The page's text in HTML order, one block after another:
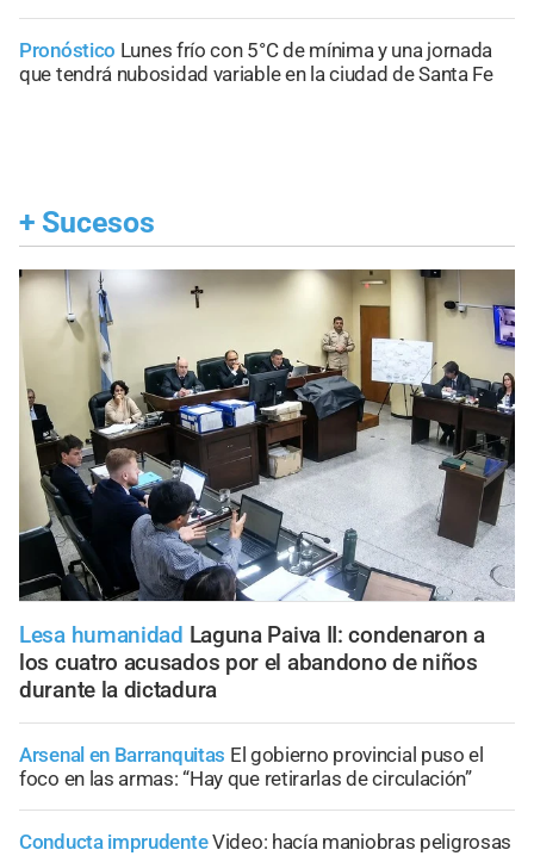
Pronóstico Lunes frío con 5°C de mínima y una jornada
que tendrá nubosidad variable en la ciudad de Santa Fe
+ Sucesos
Lesa humanidad Laguna Paiva II: condenaron a
los cuatro acusados por el abandono de niños
durante la dictadura
Arsenal en Barranquitas El gobierno provincial puso el
foco en las armas: “Hay que retirarlas de circulación”
Conducta imprudenteVideo: hacía maniobras peligrosas